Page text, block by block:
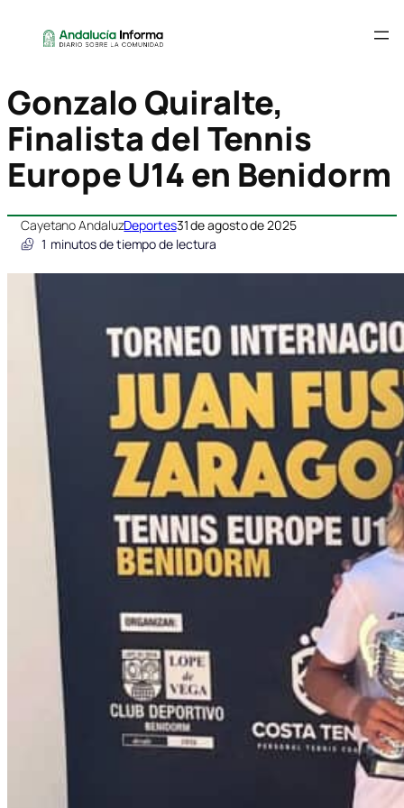
Gonzalo Quiralte,
Finalista del Tennis
Europe U14 en Benidorm
Cayetano AndaluzDeportes31 de agosto de 2025
1 minutos de tiempo de lectura